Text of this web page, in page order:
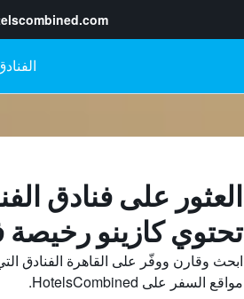
العثور على فنادق
تحتوي كازينو رخيصة
ابحث وقارن ووفّر على القاهرة الفنادق
مواقع السفر على HotelsCombined.